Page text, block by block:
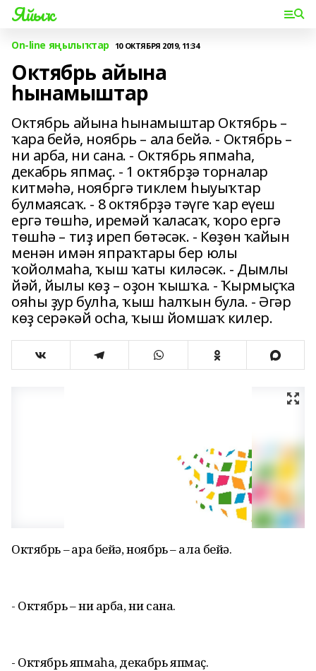
Яйыҡ
On-line яңылыҡтар 10 ОКТЯБРЯ 2019, 11:34
Октябрь айына
һынамыштар
Октябрь айына һынамыштар Октябрь –
ҡара бейә, ноябрь – ала бейә. - Октябрь –
ни арба, ни сана. - Октябрь япмаһа,
декабрь япмаҫ. - 1 октябрҙә торналар
китмәһә, ноябргә тиклем һыуыҡтар
булмаясаҡ. - 8 октябрҙә тәүге ҡар еүеш
ергә төшһә, иремәй ҡаласаҡ, ҡоро ергә
төшһә – тиҙ иреп бөтәсәк. - Көҙөн ҡайын
менән имән япраҡтары бер юлы
ҡойолмаһа, ҡыш ҡаты киләсәк. - Дымлы
йәй, йылы көҙ – оҙон ҡышҡа. - Ҡырмыҫҡа
ояһы ҙур булһа, ҡыш һалҡын була. - Әгәр
көҙ серәкәй осһа, ҡыш йомшаҡ килер.
Октябрь – ҡара бейә, ноябрь – ала бейә.
- Октябрь – ни арба, ни сана.
- Октябрь япмаһа, декабрь япмаҫ.